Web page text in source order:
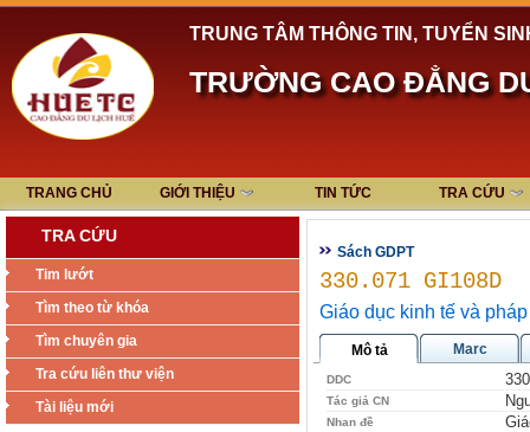
TRUNG TÂM THÔNG TIN, TUYỂN
TRƯỜNG CAO ĐẲNG
TRANG CHỦ GIỚI THIỆU TIN TỨC TRA CỨU
TRA CỨU
Tim lướt
Tìm theo từ khóa
Tìm chuyên gia
Tra cứu liên thư viện
Tài liệu mới
Sách GDPT
330.071 GI108D
Giáo dục kinh tế và
Mô tả Marc
DDC
Tác giả CN
Nhan đề